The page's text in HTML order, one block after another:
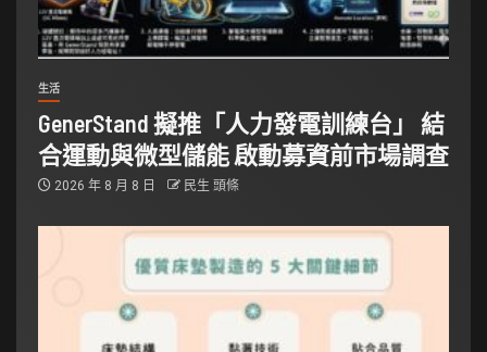
生活
GenerStand 擬推「人力發電訓練台」 結
合運動與微型儲能 啟動募資前市場調查
2026 年 8 月 8 日 民生 頭條